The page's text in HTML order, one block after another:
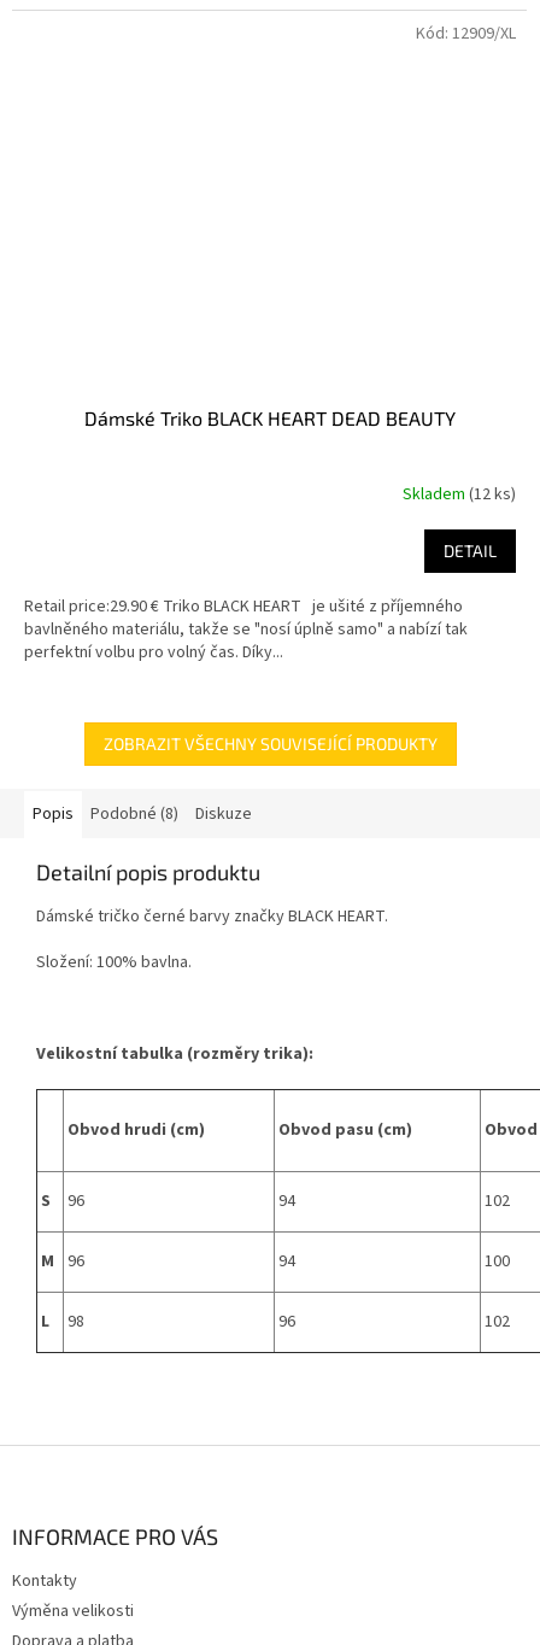
Dámské Triko BLACK HEART DEAD BEAUTY
Skladem (12 ks)
DETAIL
Retail price:29.90 € Triko BLACK HEART je ušité z příjemného
bavlněného materiálu, takže se "nosí úplně samo" a nabízí tak
perfektní volbu pro volný čas. Díky...
Kód: 12909/XL
ZOBRAZIT VŠECHNY SOUVISEJÍCÍ PRODUKTY
Popis Podobné (8) Diskuze
Detailní popis produktu
Dámské tričko černé barvy značky BLACK HEART.
Složení: 100% bavlna.
Velikostní tabulka (rozměry trika):
Obvod hrudi (cm) Obvod pasu (cm)
S 96 94 102
M 96 94 100
L 98 96 102
INFORMACE PRO VÁS
Kontakty
Výměna velikosti